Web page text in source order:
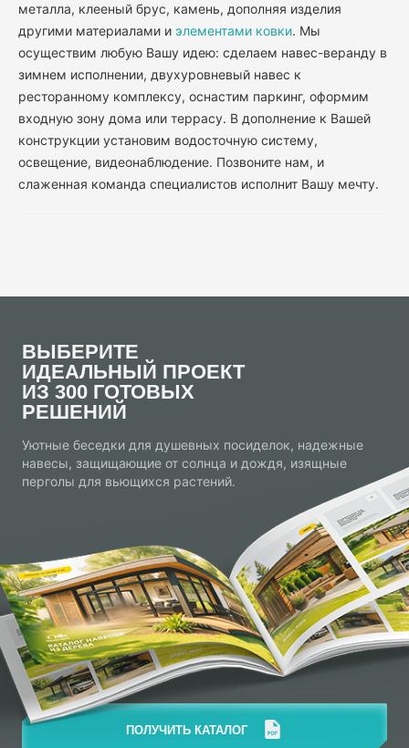
металла, клееный брус, камень, дополняя изделия
другими материалами и элементами ковки. Мы
осуществим любую Вашу идею: сделаем навес-веранду в
зимнем исполнении, двухуровневый навес к
ресторанному комплексу, оснастим паркинг, оформим
входную зону дома или террасу. В дополнение к Вашей
конструкции установим водосточную систему,
освещение, видеонаблюдение. Позвоните нам, и
слаженная команда специалистов исполнит Вашу мечту.
ВЫБЕРИТЕ
ИДЕАЛЬНЫЙ ПРОЕКТ
ИЗ 300 ГОТОВЫХ
РЕШЕНИЙ
Уютные беседки для душевных посиделок, надежные
навесы, защищающие от солнца и дождя, изящные
перголы для вьющихся растений.
ПОЛУЧИТЬ КАТАЛОГ